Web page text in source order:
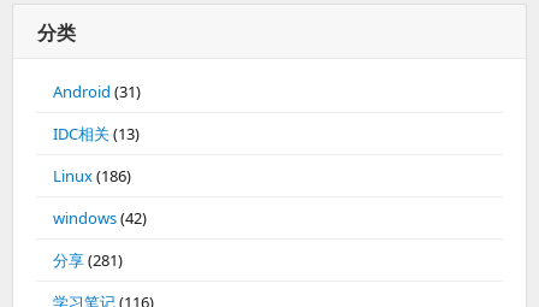
分类
Android (31)
IDC相关(13)
Linux(186)
windows(42)
分享(281)
学习笔记(116)